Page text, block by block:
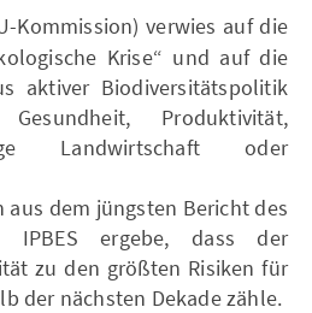
Kommission) verwies auf die
Krise“ und auf die
aktiver Biodiversitätspolitik
Produktivität,
Landwirtschaft oder
aus dem jüngsten Bericht des
IPBES ergebe, dass der
zu den größten Risiken für
der nächsten Dekade zähle.